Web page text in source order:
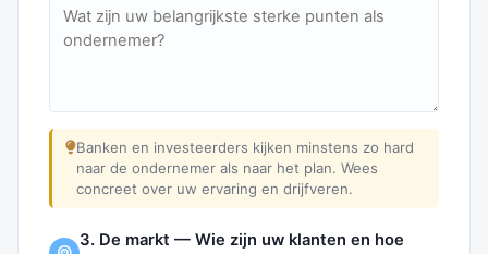
Banken en investeerders kijken minstens zo hard
naar de ondernemer als naar het plan. Wees
concreet over uw ervaring en drijfveren.
3. De markt — Wie zijn uw klanten en hoe